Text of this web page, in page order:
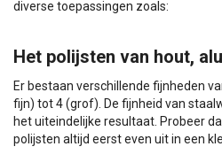
diverse toepassingen zoals:
Het polijsten van hout,
Er bestaan verschillende fijnheden
fijn) tot 4 (grof). De fijnheid van
het uiteindelijke resultaat. Probeer
polijsten altijd eerst even uit in een